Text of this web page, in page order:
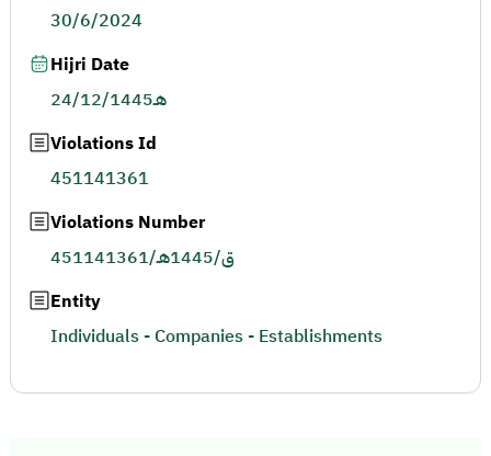
30/6/2024
Hijri Date
24/12/1445هـ
Violations Id
451141361
Violations Number
451141361/ق/1445هـ
Entity
Individuals - Companies - Establishments